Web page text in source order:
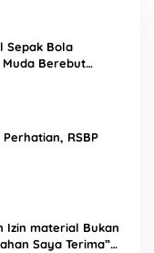
Sepak Bola
Muda Berebut
RSBP
Izin material Bukan
Saya Terima”